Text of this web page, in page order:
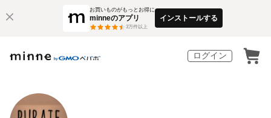
お買いものがもっとお得に
minneのアプリ
3万件以上
インストールする
ログイン